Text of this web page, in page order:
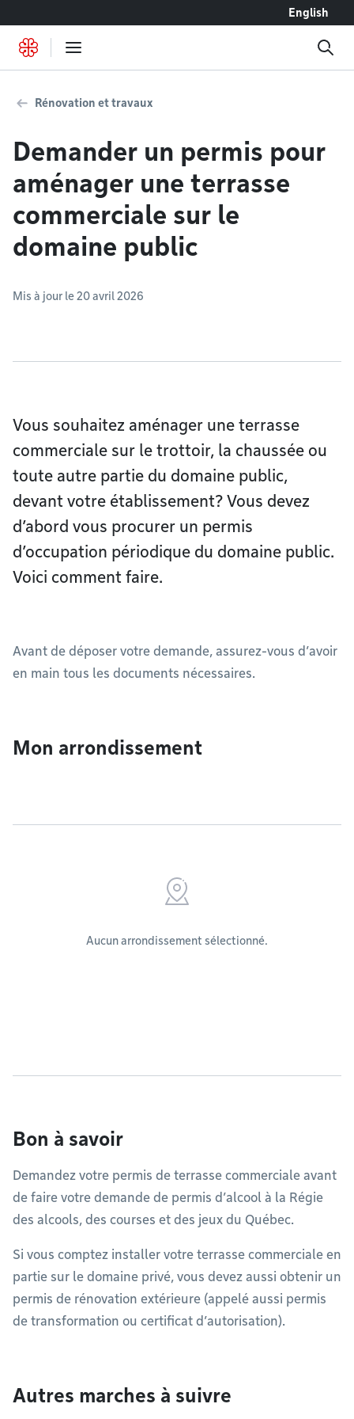
English
Rénovation et travaux
Demander un permis pour
aménager une terrasse
commerciale sur le
domaine public
Mis à jour le 20 avril 2026
Vous souhaitez aménager une terrasse
commerciale sur le trottoir, la chaussée ou
toute autre partie du domaine public,
devant votre établissement? Vous devez
d’abord vous procurer un permis
d’occupation périodique du domaine public.
Voici comment faire.
Avant de déposer votre demande, assurez-vous d’avoir
en main tous les documents nécessaires.
Mon arrondissement
Aucun arrondissement sélectionné.
Bon à savoir
Demandez votre permis de terrasse commerciale avant
de faire votre demande de permis d’alcool à la Régie
des alcools, des courses et des jeux du Québec.
Si vous comptez installer votre terrasse commerciale en
partie sur le domaine privé, vous devez aussi obtenir un
permis de rénovation extérieure (appelé aussi permis
de transformation ou certificat d’autorisation).
Autres marches à suivre